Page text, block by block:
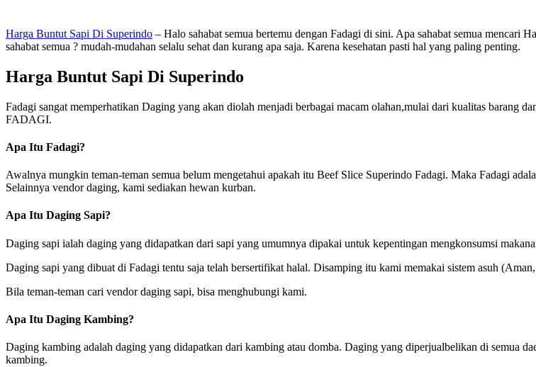
Harga Buntut Sapi Di Superindo – Halo sahabat semua bertemu dengan Fadagi di sini. Apa sahabat semua
sahabat semua ? mudah-mudahan selalu sehat dan kurang apa saja. Karena kesehatan pasti hal yang paling penting.
Harga Buntut Sapi Di Superindo
Fadagi sangat memperhatikan Daging yang akan diolah menjadi berbagai macam olahan,mulai dari kualitas barang
FADAGI.
Apa Itu Fadagi?
Awalnya mungkin teman-teman semua belum mengetahui apakah itu Beef Slice Superindo Fadagi. Maka Fadagi
Selainnya vendor daging, kami sediakan hewan kurban.
Apa Itu Daging Sapi?
Daging sapi ialah daging yang didapatkan dari sapi yang umumnya dipakai untuk kepentingan mengkonsumsi
Daging sapi yang dibuat di Fadagi tentu saja telah bersertifikat halal. Disamping itu kami memakai sistem asuh
Bila teman-teman cari vendor daging sapi, bisa menghubungi kami.
Apa Itu Daging Kambing?
Daging kambing adalah daging yang didapatkan dari kambing atau domba. Daging yang diperjualbelikan di semua
kambing.